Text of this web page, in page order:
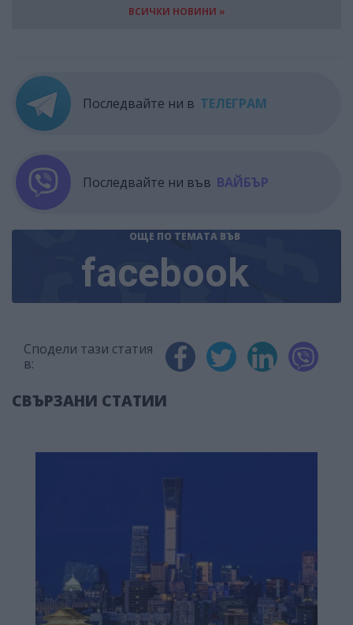
ВСИЧКИ НОВИНИ »
Последвайте ни в ТЕЛЕГРАМ
Последвайте ни във ВАЙБЪР
ОЩЕ ПО ТЕМАТА ВЪВ
facebook
Сподели тази статия
в:
СВЪРЗАНИ СТАТИИ